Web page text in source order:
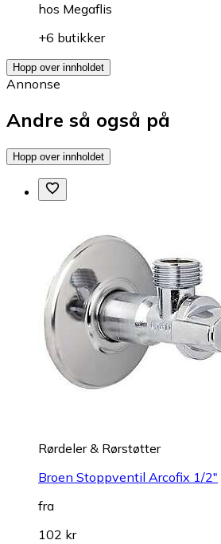
hos Megaflis
+6 butikker
Hopp over innholdet
Annonse
Andre så også på
Hopp over innholdet
Rørdeler & Rørstøtter
Broen Stoppventil Arcofix 1/2"
fra
102 kr